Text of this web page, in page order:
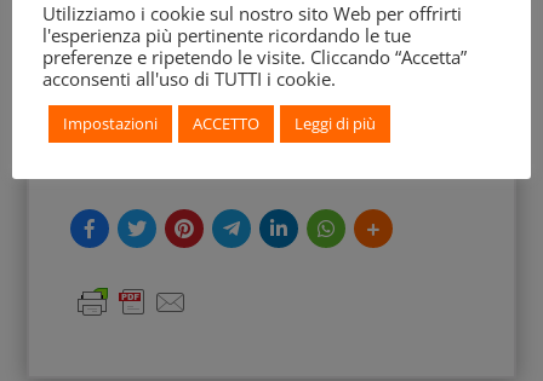
Soggetto: amanti
Decorazione Accessoria: tralci d'edera, corimbi,
palmetta
Utilizziamo i cookie sul nostro sito Web per offrirti
l'esperienza più pertinente ricordando le tue
preferenze e ripetendo le visite. Cliccando “Accetta”
acconsenti all'uso di TUTTI i cookie.
Impostazioni ACCETTO Leggi di più